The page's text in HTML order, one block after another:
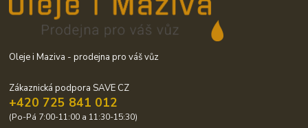
Oleje i Maziva - prodejna pro váš vůz
Zákaznická podpora SAVE CZ
+420 725 841 012
(Po-Pá 7:00-11:00 a 11:30-15:30)